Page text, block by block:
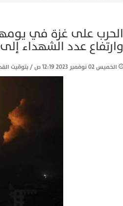
وارتفاع عدد الشهداء إلى 9061 (مباشر)
الخميس 02 نوفمبر 2023 12:19 ص / بتوقيت القدس +2GMT